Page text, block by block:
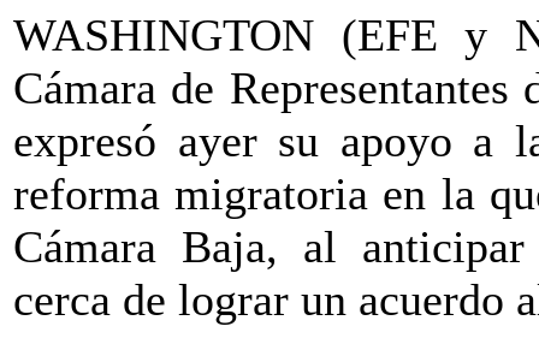
WASHINGTON (EFE y
Cámara de
expresó ayer su apoyo a
reforma migratoria en la
Cámara Baja, al
cerca de lograr un acuerdo